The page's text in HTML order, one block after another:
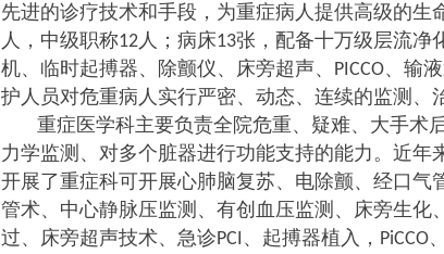
先进的诊疗技术和手段，为重症病人提供高级的生
人，中级职称12人；病床13张，配备十万级层流净
机、临时起搏器、除颤仪、床旁超声、 PICCO、输
护人员对危重病人实行严密、动态、连续的监测、
重症医学科主要负责全院危重、疑难、大手术
力学监测、对多个脏器进行功能支持的能力。近
开展了重症科可开展心肺脑复苏、电除颤、经口
管术、中心静脉压监测、有创血压监测、床旁生
过、床旁超声技术、急诊PCI 、起搏器植入， PiCCO